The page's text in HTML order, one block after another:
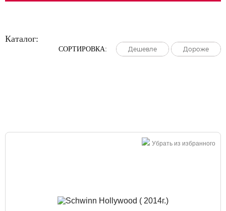
Каталог:
СОРТИРОВКА: Дешевле
Дешевле
Дешевле Дороже
Дороже
Дороже
Убрать из избранного